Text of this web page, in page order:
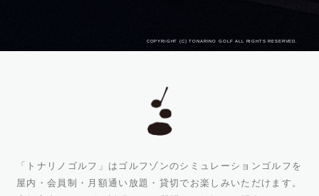
COPYRIGHT (C) TONARINO GOLF ALL RIGHTS RESERVED.
「トナリノゴルフ」はゴルフゾンのシミュレーションゴルフを
屋内・会員制・月額通い放題・貸切でお楽しみいただけます。